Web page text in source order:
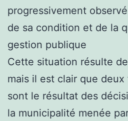
progressivement
de sa condition et de la
gestion publique
Cette situation résulte
mais il est clair que
sont le résultat des
la municipalité menée